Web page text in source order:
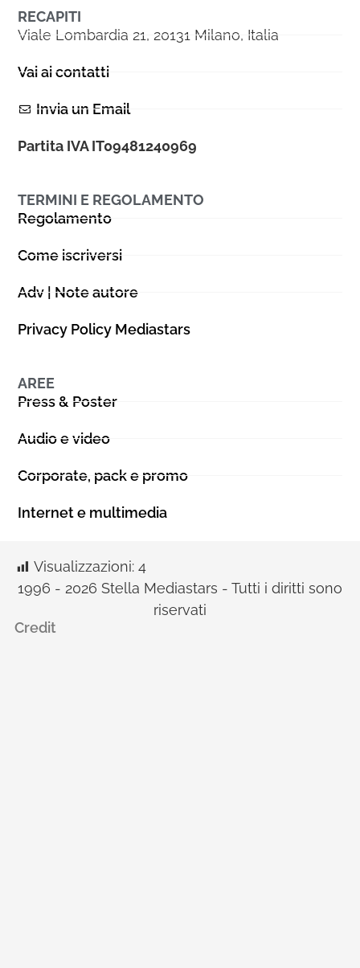
RECAPITI
Viale Lombardia 21, 20131 Milano, Italia
Vai ai contatti
Invia un Email
Partita IVA IT09481240969
TERMINI E REGOLAMENTO
Regolamento
Come iscriversi
Adv | Note autore
Privacy Policy Mediastars
AREE
Press & Poster
Audio e video
Corporate, pack e promo
Internet e multimedia
Visualizzazioni: 4
1996 - 2026 Stella Mediastars - Tutti i diritti sono
riservati
Credit